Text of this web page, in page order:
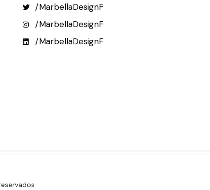
/MarbellaDesignF
/MarbellaDesignF
/MarbellaDesignF